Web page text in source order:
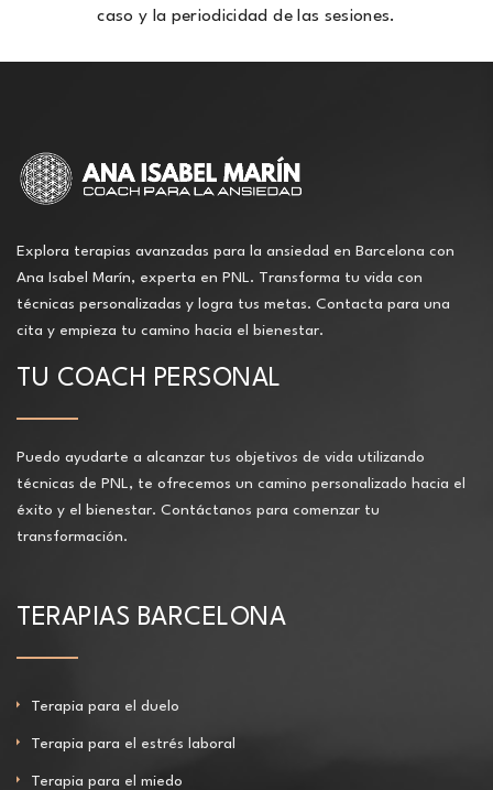
caso y la periodicidad de las sesiones.
Explora terapias avanzadas para la ansiedad en Barcelona con
Ana Isabel Marín, experta en PNL. Transforma tu vida con
técnicas personalizadas y logra tus metas. Contacta para una
cita y empieza tu camino hacia el bienestar.
TU COACH PERSONAL
Puedo ayudarte a alcanzar tus objetivos de vida utilizando
técnicas de PNL, te ofrecemos un camino personalizado hacia el
éxito y el bienestar. Contáctanos para comenzar tu
transformación.
TERAPIAS BARCELONA
Terapia para el duelo
Terapia para el estrés laboral
Terapia para el miedo